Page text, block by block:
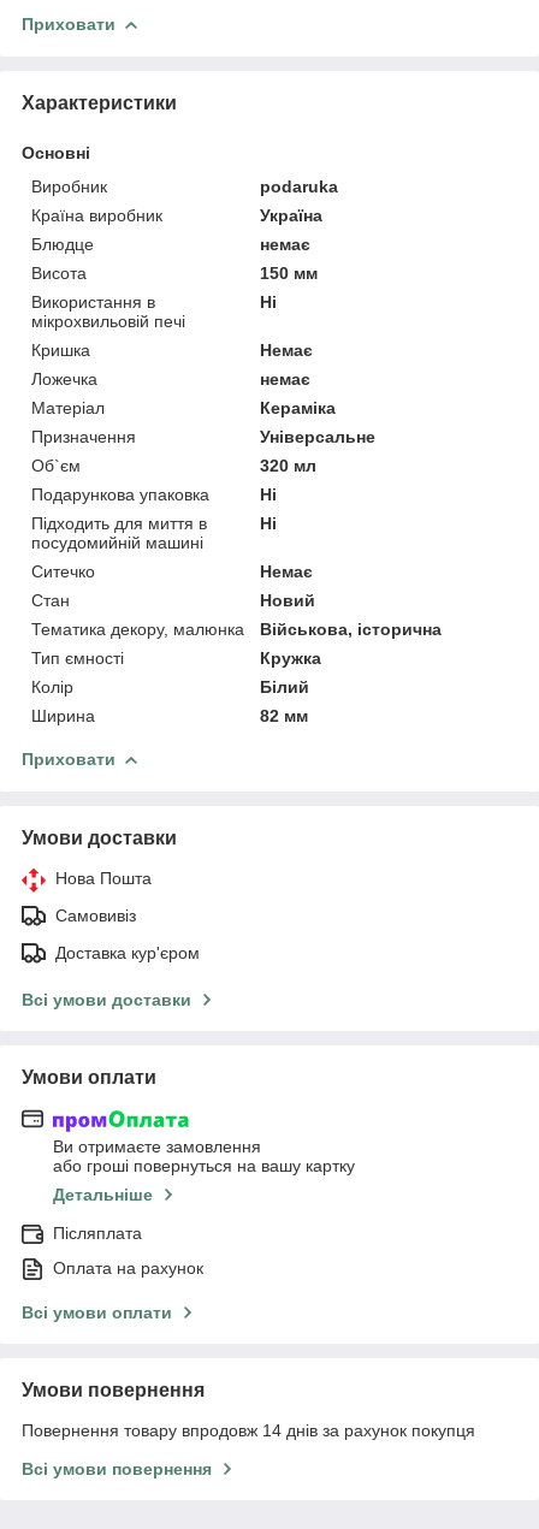
Приховати
Характеристики
Основні
Виробник
podaruka
Країна виробник
Україна
Блюдце
немає
Висота
150 мм
Використання в
мікрохвильовій печі
Ні
Кришка
Немає
Ложечка
немає
Матеріал
Кераміка
Призначення
Універсальне
Об`єм
320 мл
Подарункова упаковка
Ні
Підходить для миття в
посудомийній машині
Ні
Ситечко
Немає
Стан
Новий
Тематика декору, малюнка
Військова, історична
Тип ємності
Кружка
Колір
Білий
Ширина
82 мм
Приховати
Умови доставки
Нова Пошта
Самовивіз
Доставка кур'єром
Всі умови доставки
Умови оплати
Ви отримаєте замовлення
або гроші повернуться на вашу картку
Детальніше
Післяплата
Оплата на рахунок
Всі умови оплати
Умови повернення
Повернення товару впродовж 14 днів за рахунок покупця
Всі умови повернення